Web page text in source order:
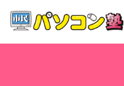
ホーム